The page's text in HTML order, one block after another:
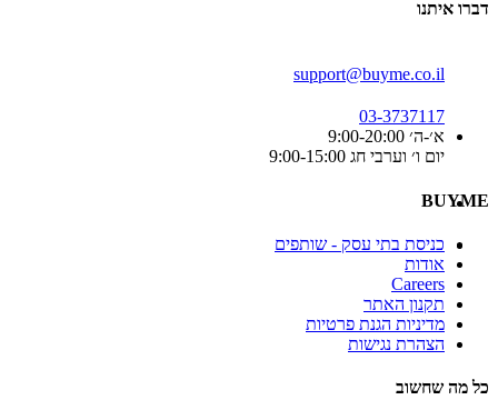
דברו איתנו
support@buyme.co.il
03-3737117
א׳-ה׳ 9:00-20:00
יום ו׳ וערבי חג 9:00-15:00
BUYME
כניסת בתי עסק - שותפים
אודות
Careers
תקנון האתר
מדיניות הגנת פרטיות
הצהרת נגישות
כל מה שחשוב